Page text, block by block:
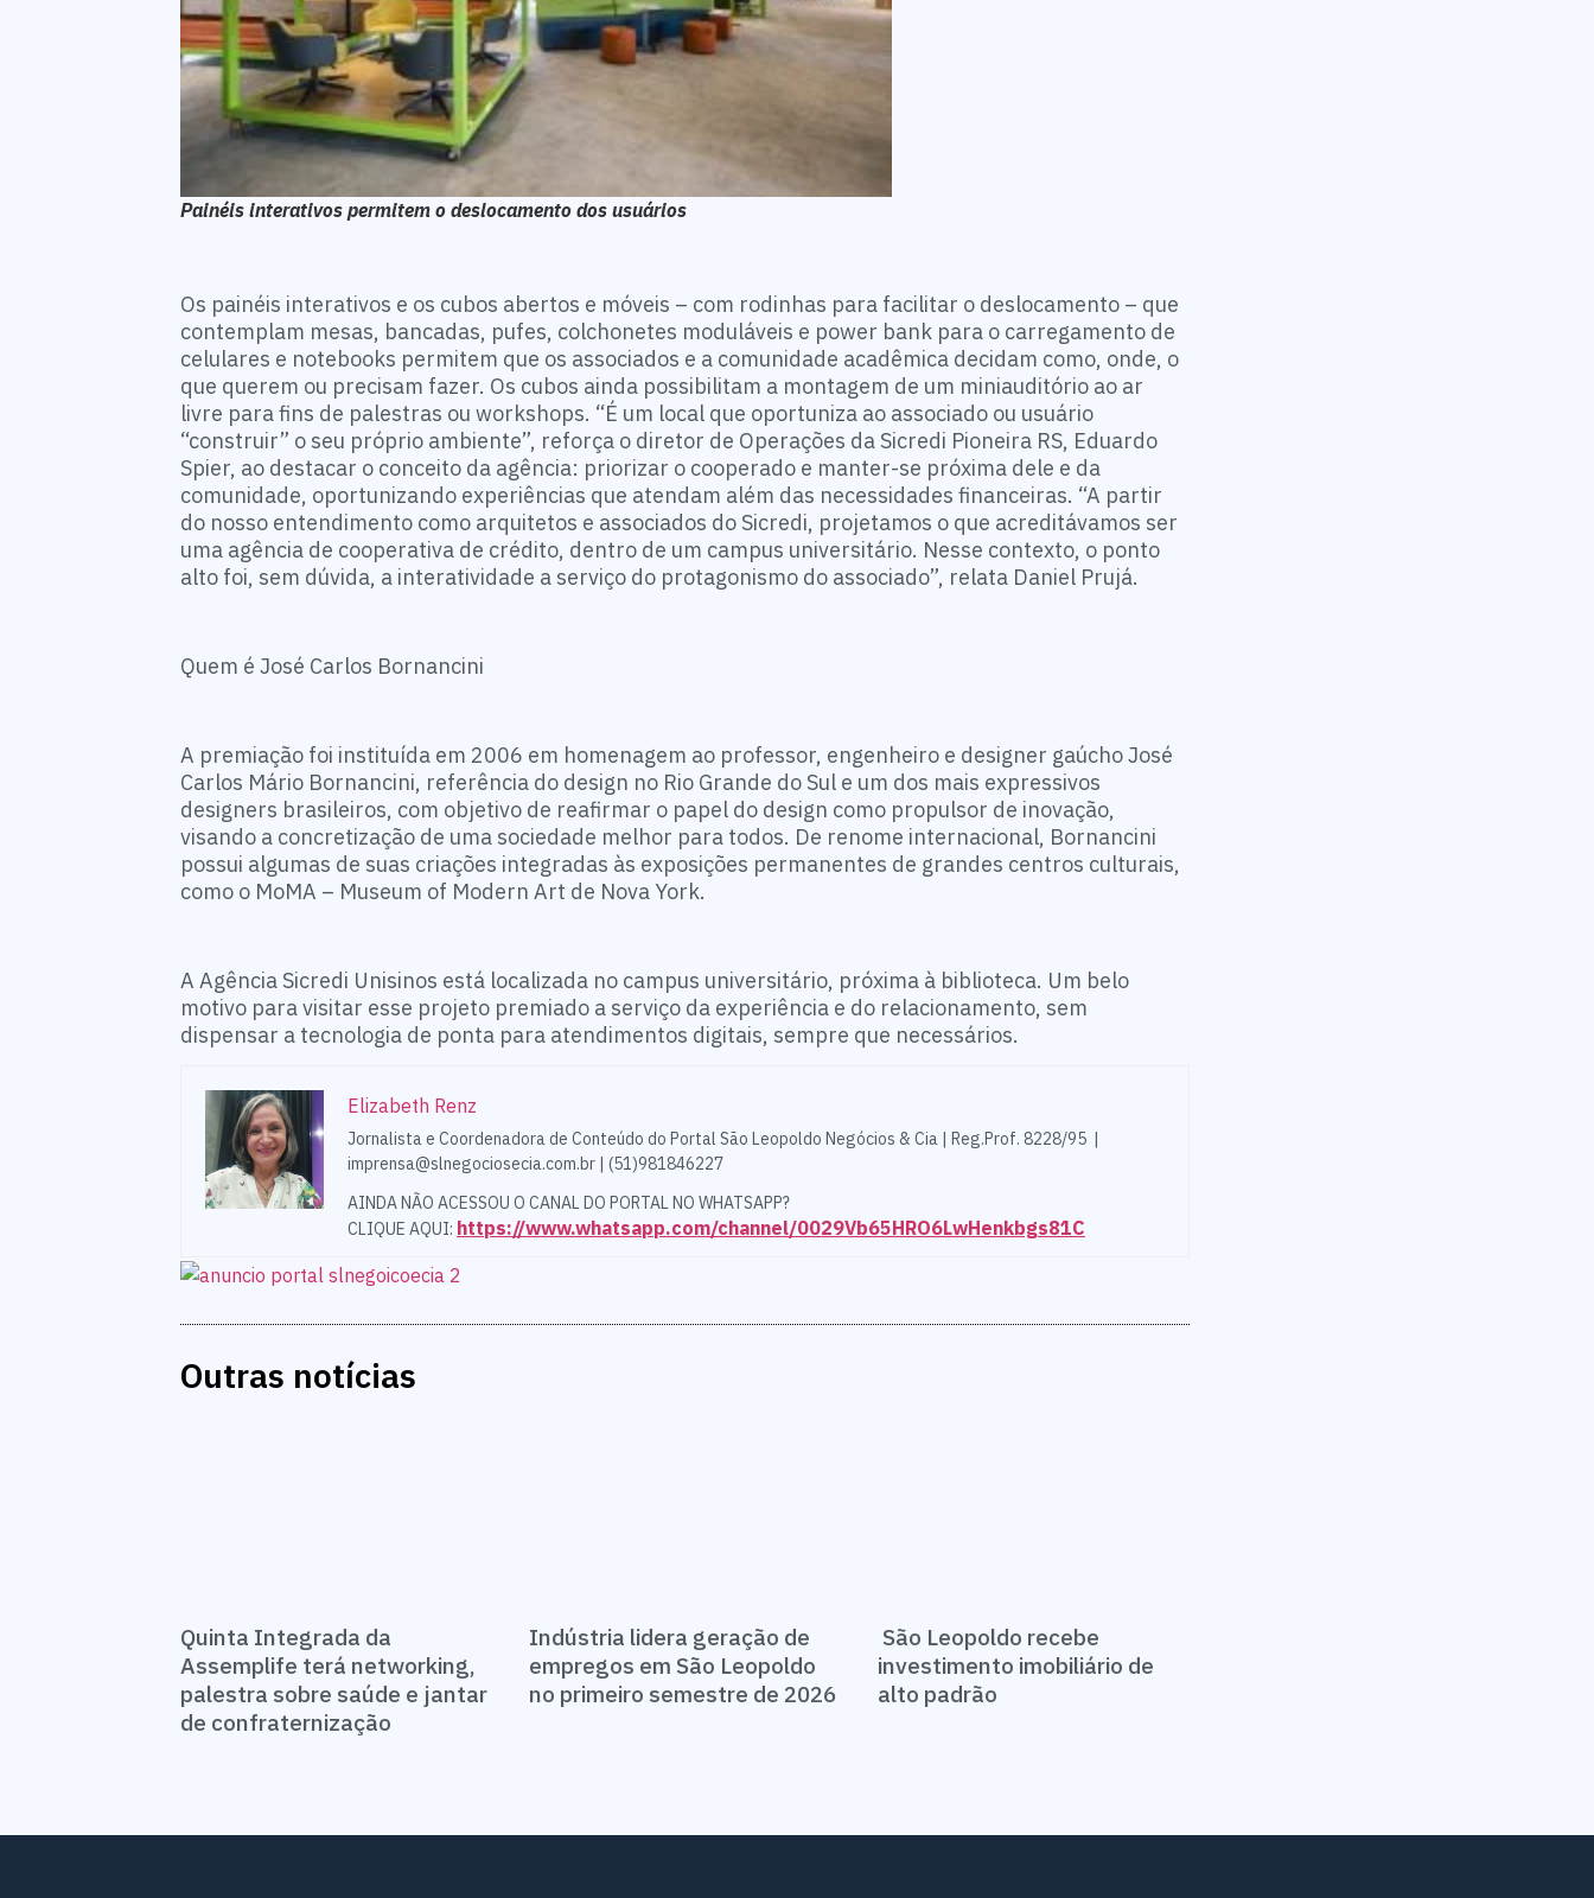
Painéis interativos permitem o deslocamento dos usuários
Os painéis interativos e os cubos abertos e móveis – com rodinhas para facilitar o deslocamento – que
contemplam mesas, bancadas, pufes, colchonetes moduláveis e power bank para o carregamento de
celulares e notebooks permitem que os associados e a comunidade acadêmica decidam como, onde, o
que querem ou precisam fazer. Os cubos ainda possibilitam a montagem de um miniauditório ao ar
livre para fins de palestras ou workshops. “É um local que oportuniza ao associado ou usuário
“construir” o seu próprio ambiente”, reforça o diretor de Operações da Sicredi Pioneira RS, Eduardo
Spier, ao destacar o conceito da agência: priorizar o cooperado e manter-se próxima dele e da
comunidade, oportunizando experiências que atendam além das necessidades financeiras. “A partir
do nosso entendimento como arquitetos e associados do Sicredi, projetamos o que acreditávamos ser
uma agência de cooperativa de crédito, dentro de um campus universitário. Nesse contexto, o ponto
alto foi, sem dúvida, a interatividade a serviço do protagonismo do associado”, relata Daniel Prujá.
Quem é José Carlos Bornancini
A premiação foi instituída em 2006 em homenagem ao professor, engenheiro e designer gaúcho José
Carlos Mário Bornancini, referência do design no Rio Grande do Sul e um dos mais expressivos
designers brasileiros, com objetivo de reafirmar o papel do design como propulsor de inovação,
visando a concretização de uma sociedade melhor para todos. De renome internacional, Bornancini
possui algumas de suas criações integradas às exposições permanentes de grandes centros culturais,
como o MoMA – Museum of Modern Art de Nova York.
A Agência Sicredi Unisinos está localizada no campus universitário, próxima à biblioteca. Um belo
motivo para visitar esse projeto premiado a serviço da experiência e do relacionamento, sem
dispensar a tecnologia de ponta para atendimentos digitais, sempre que necessários.
Elizabeth Renz
Jornalista e Coordenadora de Conteúdo do Portal São Leopoldo Negócios & Cia | Reg.Prof. 8228/95 |
imprensa@slnegociosecia.com.br | (51)981846227
AINDA NÃO ACESSOU O CANAL DO PORTAL NO WHATSAPP?
CLIQUE AQUI: https://www.whatsapp.com/channel/0029Vb65HRO6LwHenkbgs81C
Outras notícias
Quinta Integrada da
Assemplife terá networking,
palestra sobre saúde e jantar
de confraternização
Indústria lidera geração de
empregos em São Leopoldo
no primeiro semestre de 2026
São Leopoldo recebe
investimento imobiliário de
alto padrão